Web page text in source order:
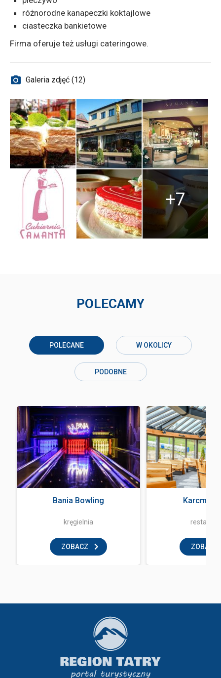
różnorodne kanapeczki koktajlowe
ciasteczka bankietowe
Firma oferuje też usługi cateringowe.
Galeria zdjęć (12)
+7
POLECAMY
POLECANE W OKOLICY
PODOBNE
Bania Bowling
kręgielnia
ZOBACZ
Karcma
ZOBACZ